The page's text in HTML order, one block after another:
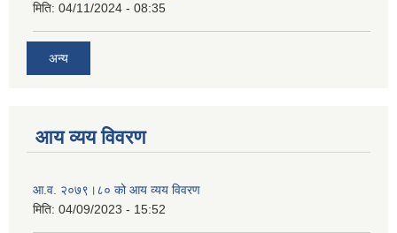
मिति: 04/11/2024 - 08:35
अन्य
आय व्यय विवरण
आ.व. २०७९।८० को आय व्यय विवरण
मिति: 04/09/2023 - 15:52